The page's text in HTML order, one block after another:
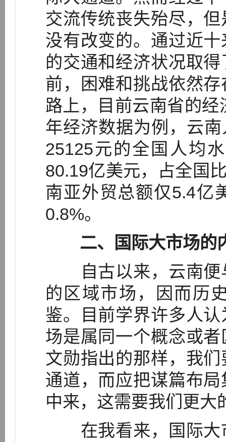
交流传统丧失殆尽，
没有改变的。通过近
的交通和经济状况取
前，困难和挑战依然
路上，目前云南省的
年经济数据为例，云
25125元的全国人均
80.19亿美元，占全国
南亚外贸总额仅5.4亿
0.8%。
二、国际大市场的
自古以来，云南便
的区域市场，因而历
鉴。目前学界许多人
场是属同一个概念或
文勋指出的那样，我
通道，而应把谋篇布
中来，这需要我们更大
在我看来，国际大